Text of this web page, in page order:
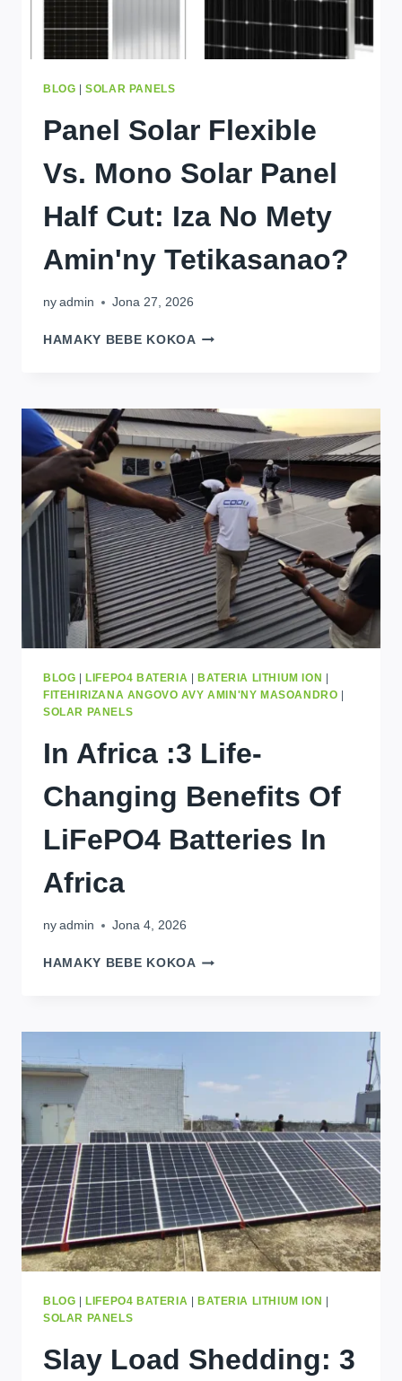
BLOG |SOLAR PANELS
Panel Solar Flexible
Vs. Mono Solar Panel
Half Cut: Iza No Mety
Amin'ny Tetikasanao?
ny admin Jona 27, 2026
HAMAKY BEBE KOKOA PANEL
MONO
SOLAR
PANEL
HALF
CUT:
IZA
NO
METY
AMIN'NY
TETIKASANAO?
BLOG LIFEPO4 BATERIA BATERIA LITHIUM ION
FITEHIRIZANA ANGOVO AVY AMIN'NY MASOANDRO
SOLAR PANELS
In Africa :3 Life-
Changing Benefits Of
LiFePO4 Batteries In
Africa
ny admin Jona 4, 2026
HAMAKY BEBE KOKOA IN
CHANGING
BATTERIES
IN
AFRICA
BLOG LIFEPO4 BATERIA BATERIA LITHIUM ION
SOLAR PANELS
Slay Load Shedding: 3